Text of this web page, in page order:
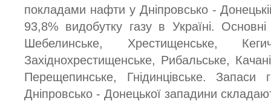
покладами нафти у Дніпровсько -
93,8% видобутку газу в Україні.
Шебелинське, Хрестищенське,
Західнохрестищенське, Рибальське,
Перещепинське, Гнідинцівське.
Дніпровсько - Донецької западини